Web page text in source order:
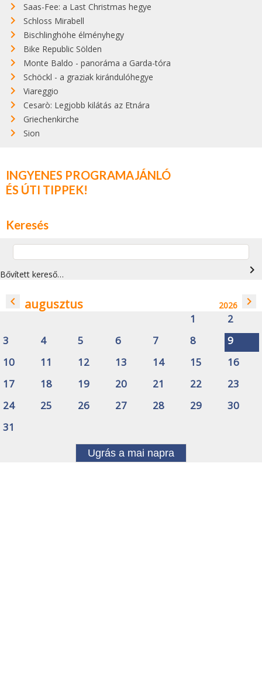
Saas-Fee: a Last Christmas hegye
Schloss Mirabell
Bischlinghöhe élményhegy
Bike Republic Sölden
Monte Baldo - panoráma a Garda-tóra
Schöckl - a graziak kirándulóhegye
Viareggio
Cesarò: Legjobb kilátás az Etnára
Griechenkirche
Sion
INGYENES PROGRAMAJÁNLÓ
ÉS ÚTI TIPPEK!
Keresés
Bővített kereső… navigate_next
navigate_before augusztus 2026 navigate_next
1
2
3
4 5 6 7 8
9
10
11 12 13 14 15
16
17
18 19 20 21 22
23
24
25 26 27 28 29
30
31
Ugrás a mai napra